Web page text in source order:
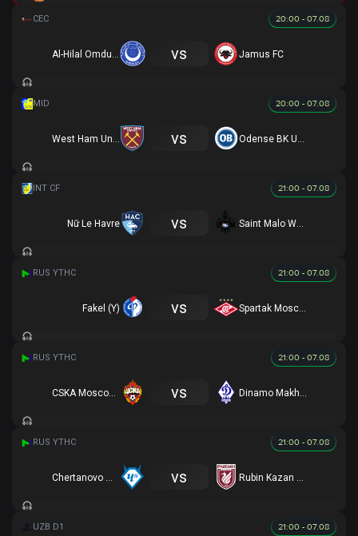
20:00 - 07.08
vs Jamus FC
20:00 - 07.08
vs
21:00 - 07.08
Nữ Le Havre vs Saint Malo Women
21:00 - 07.08
Fakel (Y) vs Spartak Moscow (Y)
21:00 - 07.08
CSKA Moscow (Y) vs
21:00 - 07.08
vs
21:00 - 07.08